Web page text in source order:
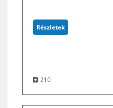
Részletek
210